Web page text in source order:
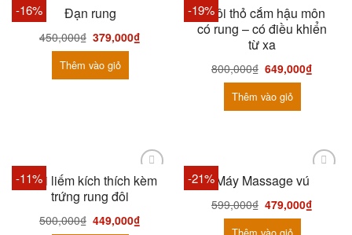
-16% Đạn rung
450,000₫ 379,000₫
Thêm vào giỏ
-19%
Đuôi thỏ cắm hậu môn
có rung – có điều khiển
từ xa
800,000₫ 649,000₫
Thêm vào giỏ
-11%
Lưỡi liếm kích thích kèm
trứng rung đôi
500,000₫ 449,000₫
-21% Máy Massage vú
599,000₫ 479,000₫